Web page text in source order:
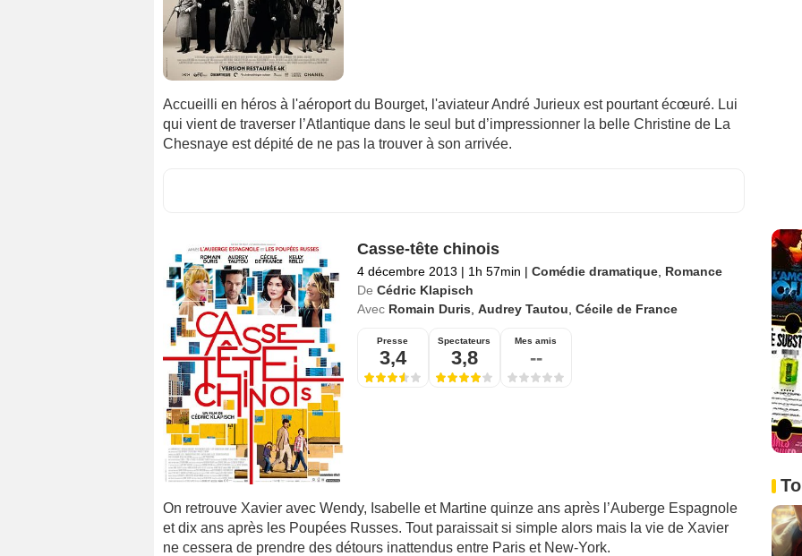
Accueilli en héros à l'aéroport du Bourget, l'aviateur André Jurieux est pourtant écœuré. Lui
qui vient de traverser l’Atlantique dans le seul but d’impressionner la belle Christine de La
Chesnaye est dépité de ne pas la trouver à son arrivée.
Casse-tête chinois
4 décembre 2013 | 1h 57min | Comédie dramatique, Romance
De Cédric Klapisch
Avec Romain Duris Audrey Tautou Cécile de France
Presse
3,4
Spectateurs
3,8
Mes amis
--
On retrouve Xavier avec Wendy, Isabelle et Martine quinze ans après l’Auberge Espagnole
et dix ans après les Poupées Russes. Tout paraissait si simple alors mais la vie de Xavier
ne cessera de prendre des détours inattendus entre Paris et New-York.